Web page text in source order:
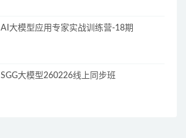
AI大模型应用专家实战训练营-18期
SGG大模型260226线上同步班